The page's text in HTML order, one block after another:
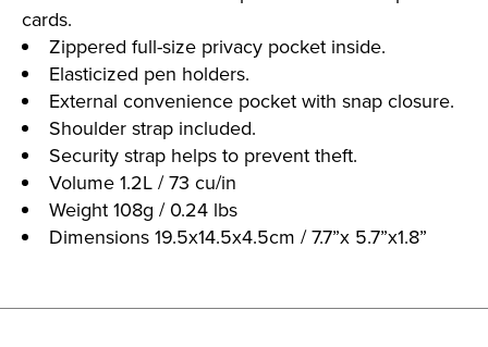
cards.
Zippered full-size privacy pocket inside.
Elasticized pen holders.
External convenience pocket with snap closure.
Shoulder strap included.
Security strap helps to prevent theft.
Volume 1.2L / 73 cu/in
Weight 108g / 0.24 lbs
Dimensions 19.5x14.5x4.5cm / 7.7”x 5.7”x1.8”